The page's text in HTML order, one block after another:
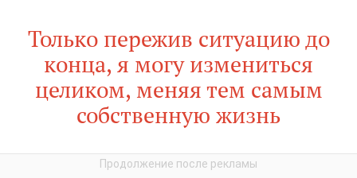
Только пережив ситуацию до
конца, я могу измениться
целиком, меняя тем самым
собственную жизнь